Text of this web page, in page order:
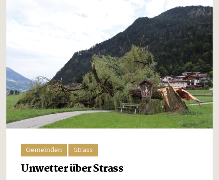
Gemeinden Strass
Unwetter über Strass